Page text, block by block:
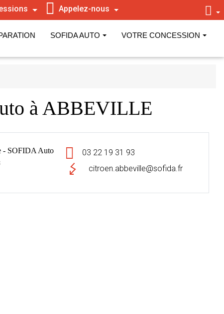
Appelez-nous
SOFIDA AUTO VOTRE CONCESSION
à ABBEVILLE
- SOFIDA Auto
03 22 19 31 93
citroen.abbeville@sofida.fr